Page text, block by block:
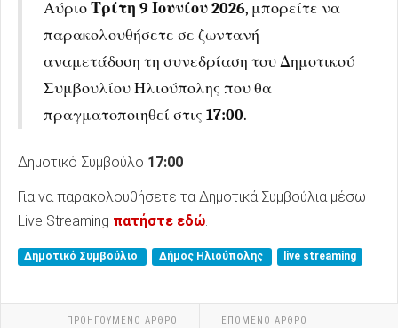
ΑύριοΤρίτη 9 Ιουνίου 2026, μπορείτε να
παρακολουθήσετε σε ζωντανή
αναμετάδοση τη συνεδρίαση του Δημοτικού
Συμβουλίου Ηλιούπολης που θα
πραγματοποιηθεί στις 17:00.
Δημοτικό Συμβούλο 17:00
Για να παρακολουθήσετε τα Δημοτικά Συμβούλια μέσω
Live Streaming πατήστε εδώ
Δημοτικό Συμβούλιο Δήμος Ηλιούπολης live streaming
ΠΡΟΗΓΟΎΜΕΝΟ ΑΡΘΡΟ ΕΠΟΜΕΝΟ ΑΡΘΡΟ